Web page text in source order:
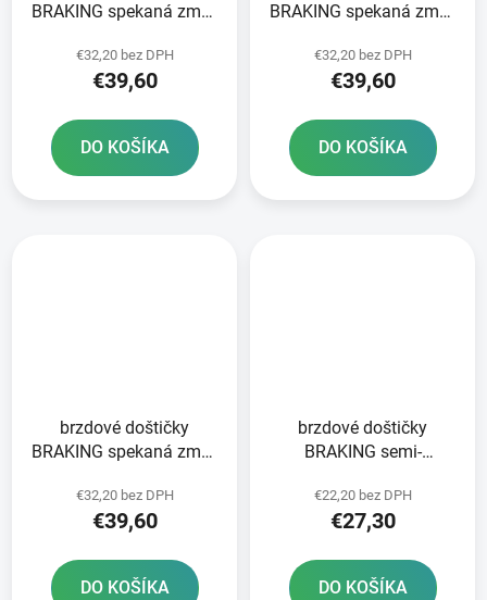
BRAKING spekaná zmes
€32,20 bez DPH
€39,60
DO KOŠÍKA
BRAKING spekaná zmes
€32,20 bez DPH
€39,60
DO KOŠÍKA
brzdové doštičky
BRAKING spekaná zmes
€32,20 bez DPH
€39,60
DO KOŠÍKA
brzdové doštičky
BRAKING semi-
ks v balení
€22,20 bez DPH
€27,30
DO KOŠÍKA